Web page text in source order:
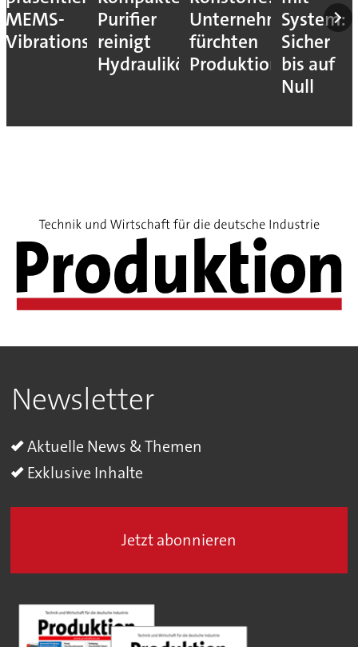
MEMS-
Vibrationssensor
Purifier
reinigt
Hydrauliköle
Unternehmen
fürchten
Produktionsstopps
System:
Sicher
bis auf
Null
Newsletter
Aktuelle News & Themen
Exklusive Inhalte
Jetzt abonnieren